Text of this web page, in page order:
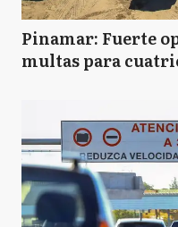
Pinamar: Fuerte
multas para